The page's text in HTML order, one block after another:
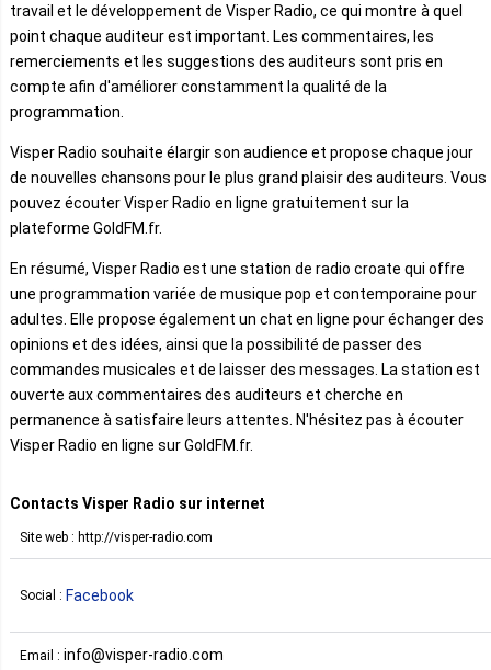
travail et le développement de Visper Radio, ce qui montre à quel
point chaque auditeur est important. Les commentaires, les
remerciements et les suggestions des auditeurs sont pris en
compte afin d'améliorer constamment la qualité de la
programmation.
Visper Radio souhaite élargir son audience et propose chaque jour
de nouvelles chansons pour le plus grand plaisir des auditeurs. Vous
pouvez écouter Visper Radio en ligne gratuitement sur la
plateforme GoldFM.fr.
En résumé, Visper Radio est une station de radio croate qui offre
une programmation variée de musique pop et contemporaine pour
adultes. Elle propose également un chat en ligne pour échanger des
opinions et des idées, ainsi que la possibilité de passer des
commandes musicales et de laisser des messages. La station est
ouverte aux commentaires des auditeurs et cherche en
permanence à satisfaire leurs attentes. N'hésitez pas à écouter
Visper Radio en ligne sur GoldFM.fr.
Contacts Visper Radio sur internet
Site web : http://visper-radio.com
Social : Facebook
Email : info@visper-radio.com